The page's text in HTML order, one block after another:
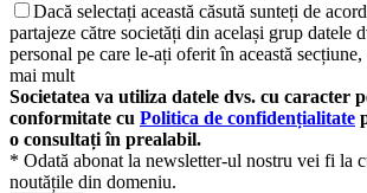
Dacă selectați această căsută sunteți de
partajeze către societăți din același grup datele
personal pe care le-ați oferit în această
mai mult
Societatea va utiliza datele dvs. cu caracter
conformitate cu Politica de confidențialitate
o consultați în prealabil.
* Odată abonat la newsletter-ul nostru vei fi la
noutățile din domeniu.